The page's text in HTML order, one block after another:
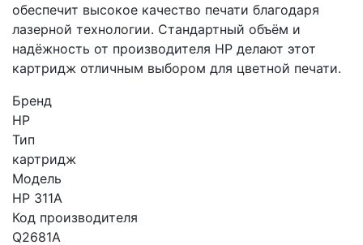
обеспечит высокое качество печати благодаря
лазерной технологии. Стандартный объём и
надёжность от производителя HP делают этот
картридж отличным выбором для цветной печати.
Бренд
HP
Тип
картридж
Модель
HP 311A
Код производителя
Q2681A